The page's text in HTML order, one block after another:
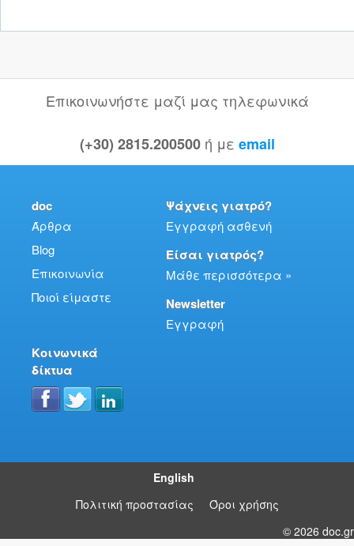
Επικοινωνήστε μαζί μας τηλεφωνικά
(+30) 2815.200500 ή με email
doc
Άρθρα
Blog
Επικοινωνία
Ποιοί είμαστε
Ψάχνεις γιατρό?
Εγγραφή ασθενή
Είσαι γιατρός?
Μάθε περισσότερα »
Newsletter
Εγγραφή
Κοινωνικά
δίκτυα
English
Πολιτική προστασίας
Όροι χρήσης
© 2026 doc.gr